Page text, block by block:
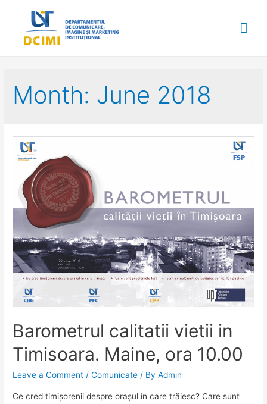
Month: June 2018
Barometrul calitatii vietii in
Timisoara. Maine, ora 10.00
Leave a Comment /Comunicate / ByAdmin
Ce cred timișorenii despre orașul în care trăiesc? Care sunt